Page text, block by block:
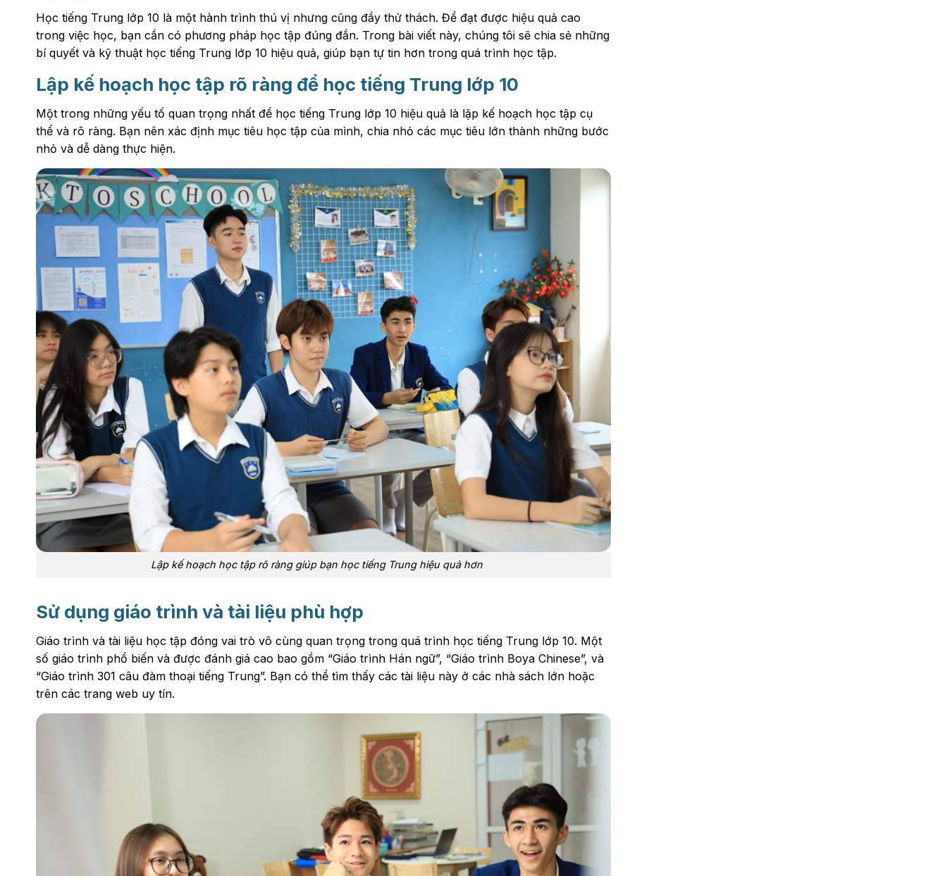
Học tiếng Trung lớp 10 là một hành trình thú vị nhưng cũng đầy thử thách. Để đạt được hiệu quả cao
trong việc học, bạn cần có phương pháp học tập đúng đắn. Trong bài viết này, chúng tôi sẽ chia sẻ những
bí quyết và kỹ thuật học tiếng Trung lớp 10 hiệu quả, giúp bạn tự tin hơn trong quá trình học tập.
Lập kế hoạch học tập rõ ràng để học tiếng Trung lớp 10
Một trong những yếu tố quan trọng nhất để học tiếng Trung lớp 10 hiệu quả là lập kế hoạch học tập cụ
thể và rõ ràng. Bạn nên xác định mục tiêu học tập của mình, chia nhỏ các mục tiêu lớn thành những bước
nhỏ và dễ dàng thực hiện.
Lập kế hoạch học tập rõ ràng giúp bạn học tiếng Trung hiệu quả hơn
Sử dụng giáo trình và tài liệu phù hợp
Giáo trình và tài liệu học tập đóng vai trò vô cùng quan trọng trong quá trình học tiếng Trung lớp 10. Một
số giáo trình phổ biến và được đánh giá cao bao gồm “Giáo trình Hán ngữ”, “Giáo trình Boya Chinese”, và
“Giáo trình 301 câu đàm thoại tiếng Trung”. Bạn có thể tìm thấy các tài liệu này ở các nhà sách lớn hoặc
trên các trang web uy tín.